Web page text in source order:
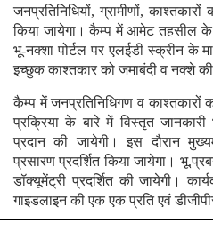
जनप्रतिनिधियों, ग्रामीणों,
किया जायेगा। कैम्प में आमेट तहसील के
भू-नक्शा पोर्टल पर एलईडी स्क्रीन के
इच्छुक काश्तकार को जमाबंदी व नक्शे की
कैम्प में जनप्रतिनिधिगण व काश्तकारों
प्रक्रिया के बारे में विस्तृत जानकारी
प्रदान की जायेगी। इस दौरान
प्रसारण प्रदर्शित किया जायेगा।
डॉक्यूमेंट्री प्रदर्शित की जायेगी।
गाइडलाइन की एक एक प्रति एवं